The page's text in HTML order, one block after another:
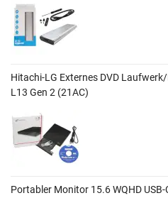
Hitachi-LG Externes DVD
L13 Gen 2 (21AC)
Portabler Monitor 15.6 WQHD